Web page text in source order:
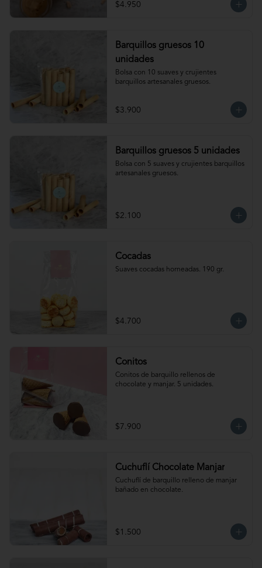
$4.950
Barquillos gruesos 10
unidades
Bolsa con 10 suaves y crujientes
barquillos artesanales gruesos.
$3.900
Barquillos gruesos 5 unidades
Bolsa con 5 suaves y crujientes barquillos
artesanales gruesos.
$2.100
Cocadas
Suaves cocadas horneadas. 190 gr.
$4.700
Conitos
Conitos de barquillo rellenos de
chocolate y manjar. 5 unidades.
$7.900
Cuchuflí Chocolate Manjar
Cuchuflí de barquillo relleno de manjar
bañado en chocolate.
$1.500